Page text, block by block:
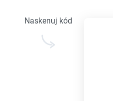
Naskenuj kód